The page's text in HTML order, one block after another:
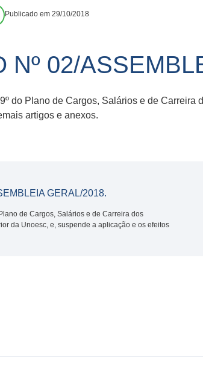
Publicado em 29/10/2018
Nº 02/
do Plano de Cargos, Salários e de
artigos e anexos.
GERAL/2018.
de Cargos, Salários e de Carreira dos
da Unoesc, e, suspende a aplicação e os efeitos